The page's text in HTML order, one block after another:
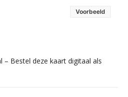
Voorbeeld
Bestel deze kaart digitaal als